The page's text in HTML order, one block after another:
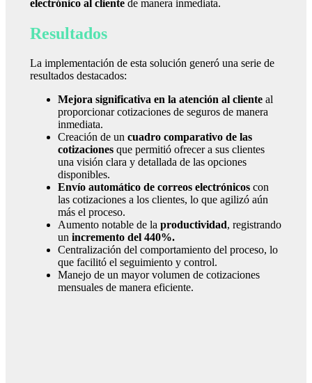
electrónico al clientede manera inmediata.
Resultados
La implementación de esta solución generó una serie de
resultados destacados:
Mejora significativa en la atención al clienteal
proporcionar cotizaciones de seguros de manera
inmediata.
Creación de un cuadro comparativo de las
cotizacionesque permitió ofrecer a sus clientes
una visión clara y detallada de las opciones
disponibles.
Envío automático de correos electrónicoscon
las cotizaciones a los clientes, lo que agilizó aún
más el proceso.
Aumento notable de la productividad, registrando
un incremento del 440%.
Centralización del comportamiento del proceso, lo
que facilitó el seguimiento y control.
Manejo de un mayor volumen de cotizaciones
mensuales de manera eficiente.